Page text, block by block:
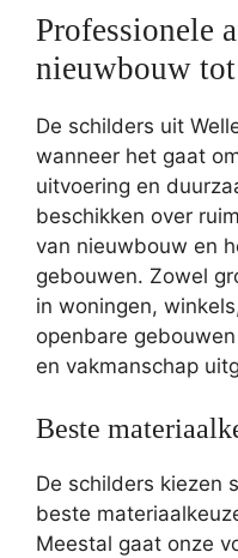
Professionele
nieuwbouw
De schilders uit
wanneer het gaat
uitvoering en
beschikken over
van nieuwbouw en
gebouwen. Zowel
in woningen,
openbare
en vakmanschap
Beste
De schilders kiezen
beste
Meestal gaat onze